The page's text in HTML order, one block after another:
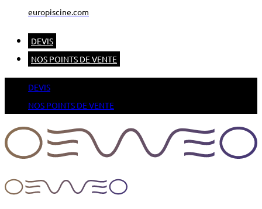
europiscine.com
DEVIS
NOS POINTS DE VENTE
DEVIS
NOS POINTS DE VENTE